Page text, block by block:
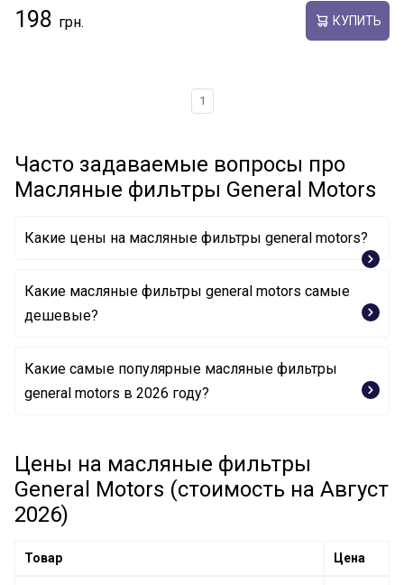
198 КУПИТЬ
1
Часто задаваемые вопросы про
Масляные фильтры General Motors
Какие цены на масляные фильтры general motors?
Какие масляные фильтры general motors самые
дешевые?
Масляный фильтр 12605566 GENERAL MOTORS
Масляный фильтр 55594651 GENERAL MOTORS
Какие самые популярные масляные фильтры
general motors в 2026 году?
Цены на масляные фильтры
General Motors (стоимость на Август
2026)
Товар Цена